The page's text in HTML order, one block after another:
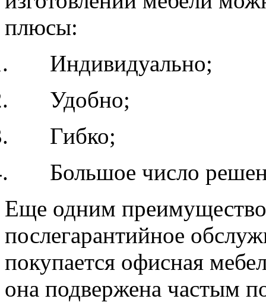
плюсы:
Индивидуально;
Удобно;
Гибко;
Большое число
Еще одним
послегарантийное
покупается офисная
она подвержена частым